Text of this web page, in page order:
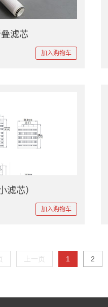
滤芯
加入购物车
滤芯）
加入购物车
上一页 1 2